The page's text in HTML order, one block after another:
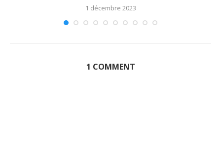
1 décembre 2023
1 COMMENT